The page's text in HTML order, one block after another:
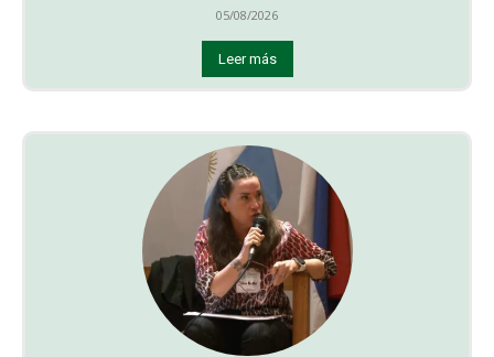
05/08/2026
Leer más